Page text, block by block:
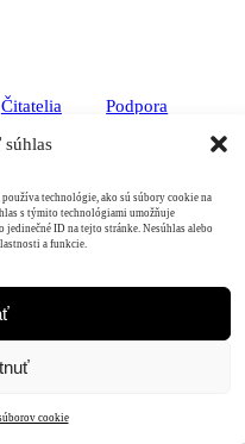
súhlas
technológie, ako sú súbory cookie na
s týmito technológiami umožňuje
jedinečné ID na tejto stránke. Nesúhlas alebo
a funkcie.
cookie
Čitatelia Podpora